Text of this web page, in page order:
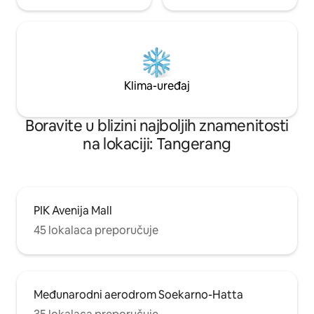
Klima-uređaj
Boravite u blizini najboljih znamenitosti
na lokaciji: Tangerang
PIK Avenija Mall
45 lokalaca preporučuje
Međunarodni aerodrom Soekarno-Hatta